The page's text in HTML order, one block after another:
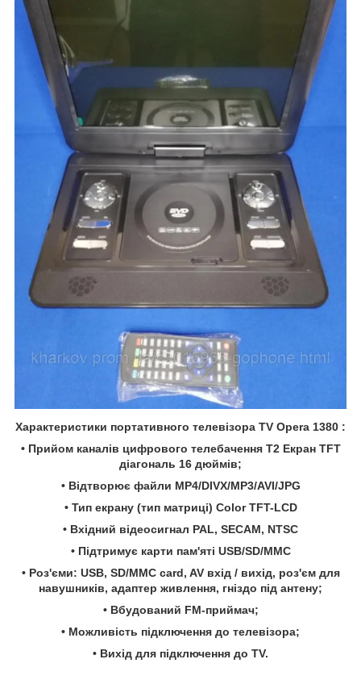
Характеристики портативного телевізора TV Opera 1380 :
• Прийом каналів цифрового телебачення T2 Екран TFT
діагональ 16 дюймів;
• Відтворює файли MP4/DIVX/MP3/AVI/JPG
• Тип екрану (тип матриці) Color TFT-LCD
• Вхідний відеосигнал PAL, SECAM, NTSC
• Підтримує карти пам'яті USB/SD/MMC
• Роз'єми: USB, SD/MMC card, AV вхід / вихід, роз'єм для
навушників, адаптер живлення, гніздо під антену;
• Вбудований FM-приймач;
• Можливість підключення до телевізора;
• Вихід для підключення до TV.